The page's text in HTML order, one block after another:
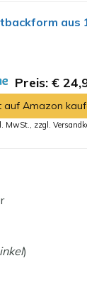
aus
Preis: €
auf Amazon
MwSt., zzgl.
)